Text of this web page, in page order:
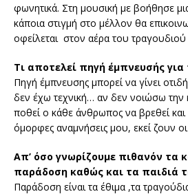
φωνητικά. Στη μουσική με βοήθησε
κάποια στιγμή στο μέλλον θα
οφείλεται στον αέρα του
Τι αποτελεί πηγή έμπνευσής
Πηγή έμπνευσης μπορεί να γίνει
δεν έχω τεχνική… αν δεν νοιώσω την
ποθεί ο κάθε άνθρωπος να βρεθεί και
όμορφες αναμνήσεις μου, εκεί ζουν
Απ’ όσο γνωρίζουμε πιθανόν τα
παράδοση καθώς και τα παιδιά
Παράδοση είναι τα έθιμα ,τα